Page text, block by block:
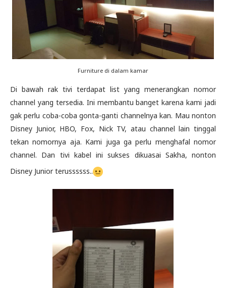
Furniture di dalam kamar
Di bawah rak tivi terdapat list yang menerangkan nomor
channel yang tersedia. Ini membantu banget karena kami jadi
gak perlu coba-coba gonta-ganti channelnya kan. Mau nonton
Disney Junior, HBO, Fox, Nick TV, atau channel lain tinggal
tekan nomornya aja. Kami juga ga perlu menghafal nomor
channel. Dan tivi kabel ini sukses dikuasai Sakha, nonton
Disney Junior terussssss..